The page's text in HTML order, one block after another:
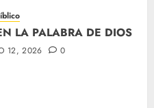
LA PALABRA DE DIOS
12, 2026 0